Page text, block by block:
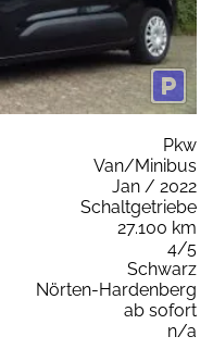
Pkw
Van/Minibus
Jan / 2022
Schaltgetriebe
27.100 km
4/5
Schwarz
Nörten-Hardenberg
ab sofort
n/a